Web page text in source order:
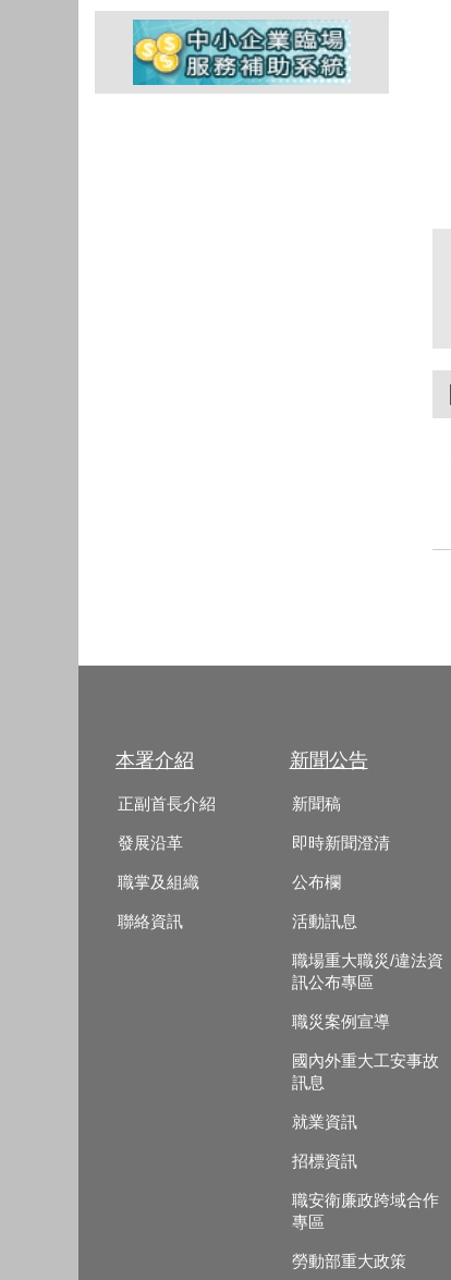
本署介紹
正副首長介紹
發展沿革
職掌及組織
聯絡資訊
新聞公告
新聞稿
即時新聞澄清
公布欄
活動訊息
職場重大職災/違法資
訊公布專區
職災案例宣導
國內外重大工安事故
訊息
就業資訊
招標資訊
職安衛廉政跨域合作
專區
勞動部重大政策